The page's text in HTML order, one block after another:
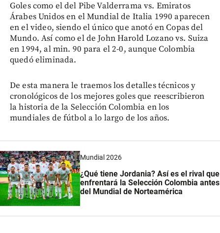
Goles como el del Pibe Valderrama vs. Emiratos
Árabes Unidos en el Mundial de Italia 1990 aparecen
en el video, siendo el único que anotó en Copas del
Mundo. Así como el de John Harold Lozano vs. Suiza
en 1994, al min. 90 para el 2-0, aunque Colombia
quedó eliminada.
De esta manera le traemos los detalles técnicos y
cronológicos de los mejores goles que reescribieron
la historia de la Selección Colombia en los
mundiales de fútbol a lo largo de los años.
Mundial 2026
¿Qué tiene Jordania? Así es el rival que
enfrentará la Selección Colombia antes
del Mundial de Norteamérica